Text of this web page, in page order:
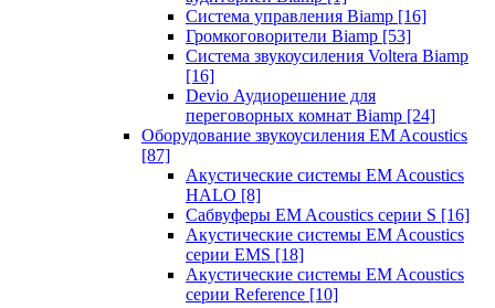
Система управления Biamp [16]
Громкоговорители Biamp [53]
Система звукоусиления Voltera Biamp
[16]
Devio Аудиорешение для
переговорных комнат Biamp [24]
Оборудование звукоусиления EM Acoustics
[87]
Акустические системы EM Acoustics
HALO [8]
Сабвуферы EM Acoustics серии S [16]
Акустические системы EM Acoustics
серии EMS [18]
Акустические системы EM Acoustics
серии Reference [10]